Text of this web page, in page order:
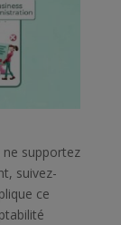
ne supportez
suivez-
ce